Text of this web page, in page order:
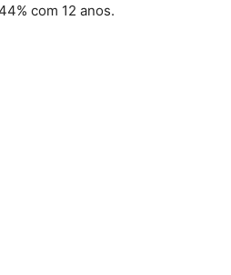
com 12 anos.